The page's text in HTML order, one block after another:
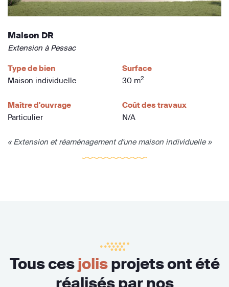
Maison DR
Extension à Pessac
Type de bien
Maison individuelle
Surface
30 m2
Maître d'ouvrage
Particulier
Coût des travaux
N/A
« Extension et réaménagement d'une maison individuelle »
Tous cesjolisprojets ont été
réalisés par nos